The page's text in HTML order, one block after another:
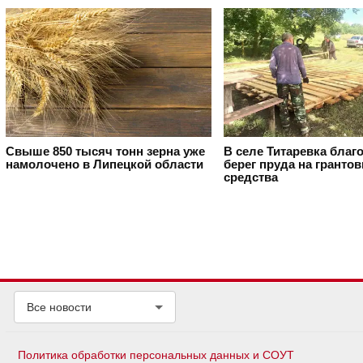
Свыше 850 тысяч тонн зерна уже
намолочено в Липецкой области
В селе Титаревка
берег пруда на
средства
Все новости
Политика обработки персональных данных и СОУТ